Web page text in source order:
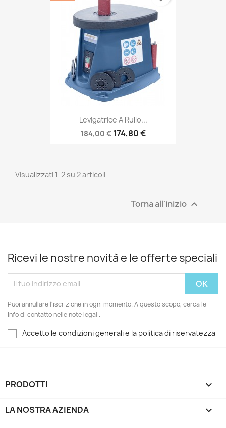
Levigatrice A Rullo...
184,00 € 174,80 €
Visualizzati 1-2 su 2 articoli
Torna all'inizio 
Ricevi le nostre novità e le offerte speciali
Puoi annullare l'iscrizione in ogni momento. A questo scopo, cerca le
info di contatto nelle note legali.
Accetto le condizioni generali e la politica di riservatezza
PRODOTTI 
LA NOSTRA AZIENDA 